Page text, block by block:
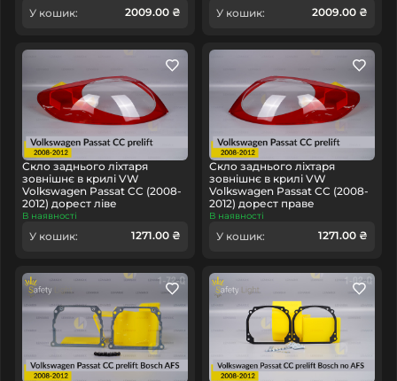
У кошик: 2009.00 ₴ У кошик: 2009.00 ₴
Скло заднього ліхтаря
зовнішнє в крилі VW
Volkswagen Passat CC (2008-
2012) дорест ліве
В наявності
У кошик: 1271.00 ₴
Скло заднього ліхтаря
зовнішнє в крилі VW
Volkswagen Passat CC (2008-
2012) дорест праве
В наявності
У кошик: 1271.00 ₴